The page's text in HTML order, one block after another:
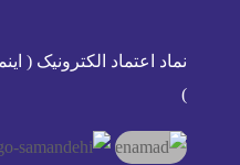
نماد اعتماد الکترونیک ( اینماد